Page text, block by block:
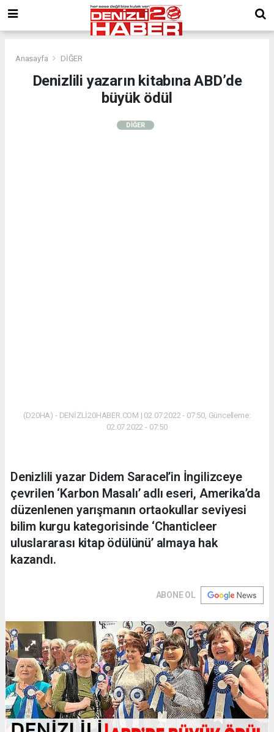
Anasayfa DİĞER
Denizlili yazarın kitabına ABD’de
büyük ödül
DİĞER
(D20HA) - DENİZLİ20HABER.COM | 02.07.2022 - 07:50, Güncelleme:
02.07.2022 - 07:50
Denizlili yazar Didem Saracel’in İngilizceye
çevrilen ‘Karbon Masalı’ adlı eseri, Amerika’da
düzenlenen yarışmanın ortaokullar seviyesi
bilim kurgu kategorisinde ‘Chanticleer
uluslararası kitap ödülünü’ almaya hak
kazandı.
ABONE OL